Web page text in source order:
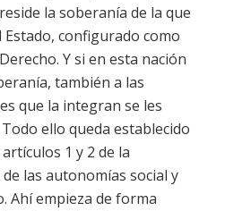
la soberanía de la que
configurado como
Y si en esta nación
también a las
que la integran se les
ello queda establecido
1 y 2 de la
las autonomías social y
Ahí empieza de forma